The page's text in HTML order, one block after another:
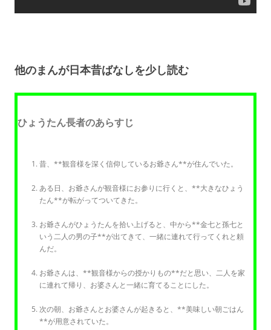
他のまんが日本昔ばなしを少し読む
ひょうたん長者のあらすじ
昔、**観音様を深く信仰しているお爺さん**が住んでいた。
ある日、お爺さんが観音様にお参りに行くと、**大きなひょう
たん**が転がってついてきた。
お爺さんがひょうたんを拾い上げると、中から**金七と孫七と
いう二人の男の子**が出てきて、一緒に連れて行ってくれと頼
んだ。
お爺さんは、**観音様からの授かりもの**だと思い、二人を家
に連れて帰り、お婆さんと一緒に育てることにした。
次の朝、お爺さんとお婆さんが起きると、**美味しい朝ごはん
**が用意されていた。